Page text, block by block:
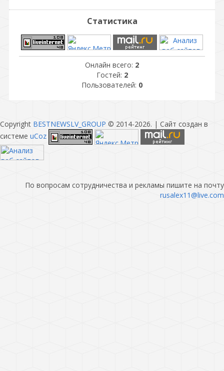
Статистика
Онлайн всего: 2
Гостей: 2
Пользователей: 0
Copyright BESTNEWSLV_GROUP © 2014-2026. | Сайт создан в
системе uCoz
По вопросам сотрудничества и рекламы пишите на почту
rusalex11@live.com